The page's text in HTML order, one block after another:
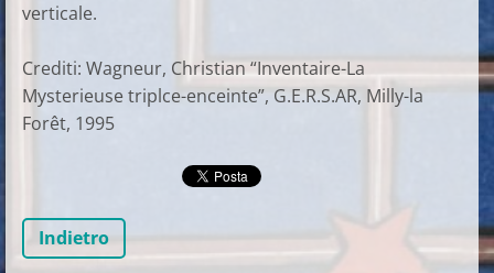
verticale.
Crediti: Wagneur, Christian “Inventaire-La
Mysterieuse triplce-enceinte”, G.E.R.S.AR, Milly-la
Forêt, 1995
Indietro